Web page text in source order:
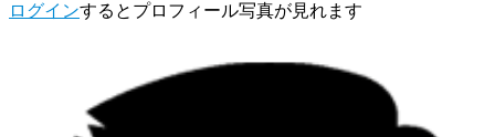
ログインするとプロフィール写真が見れます